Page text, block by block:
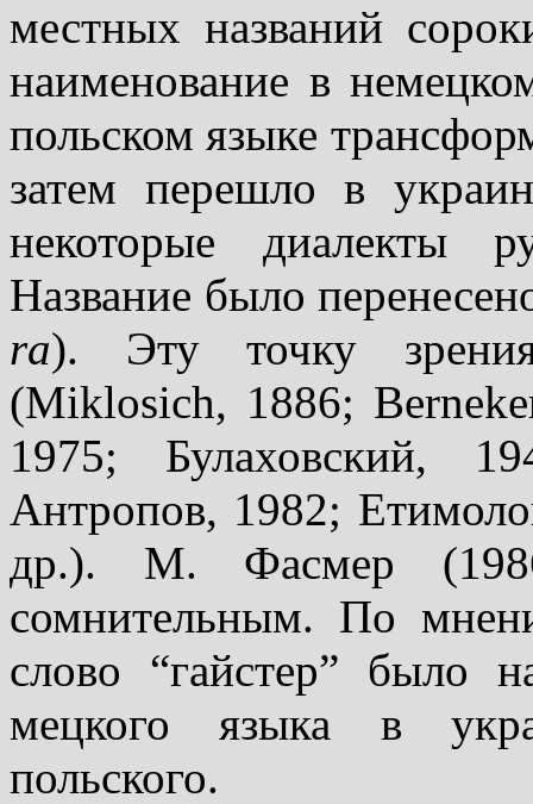
местных названий
наименование в
польском языке
затем пе­решло в
некоторые диалекты
Название было
ra). Эту точку
(Miklosich, 1886;
1975; Булаховский,
Антропов, 1982;
др.). М. Фасмер
сомнительным. По
сло­во “гайстер” было
мецкого языка в
польского.